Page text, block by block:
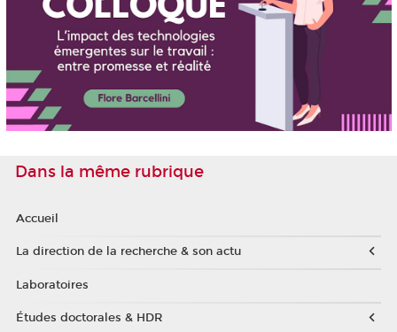
Dans la même rubrique
Accueil
La direction de la recherche & son actu
Laboratoires
Études doctorales & HDR